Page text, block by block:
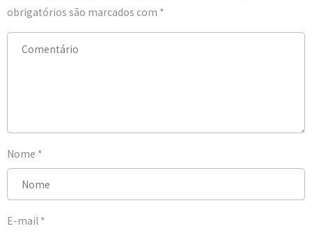
obrigatórios são marcados com *
Nome *
E-mail *